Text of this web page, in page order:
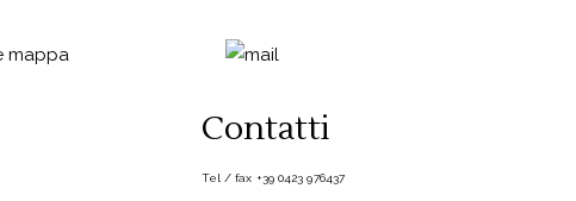
Contatti
Tel / fax +39 0423 976437